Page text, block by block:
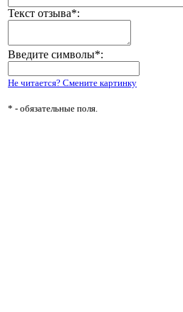
Текст отзыва*:
Введите символы*:
Не читается? Смените картинку
* - обязательные поля.